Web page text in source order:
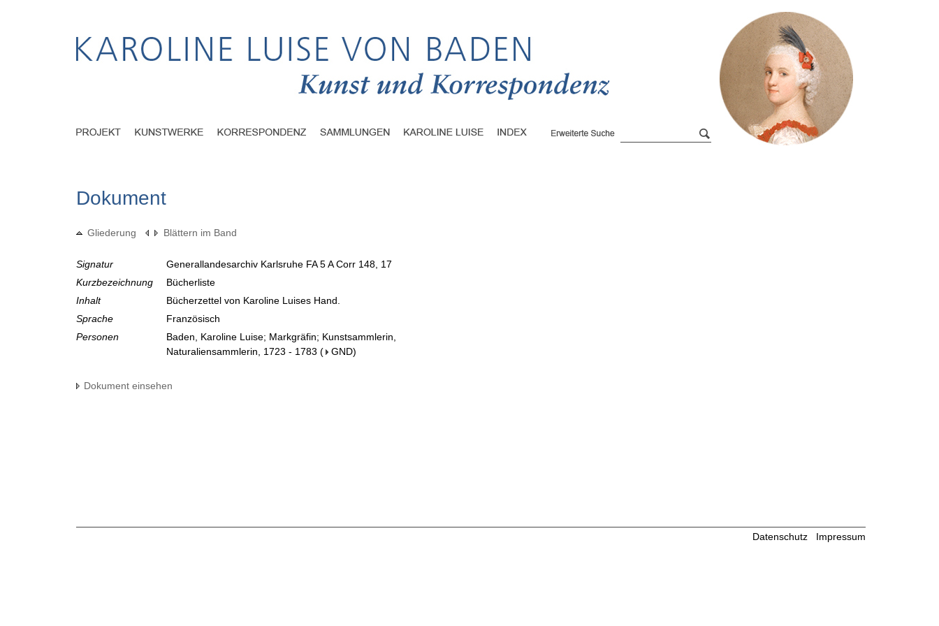
Dokument
Gliederung Blättern im Band
Signatur
Generallandesarchiv Karlsruhe FA 5 A Corr 148, 17
Kurzbezeichnung
Bücherliste
Inhalt
Bücherzettel von Karoline Luises Hand.
Sprache
Französisch
Personen
Baden, Karoline Luise; Markgräfin; Kunstsammlerin,
Naturaliensammlerin, 1723 - 1783 ( GND)
Dokument einsehen
Datenschutz Impressum